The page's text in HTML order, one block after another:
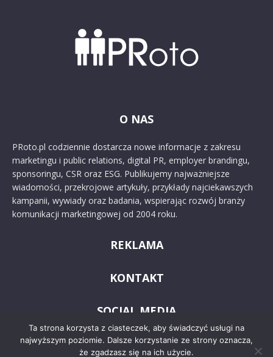
O NAS
PRoto.pl codziennie dostarcza nowe informacje z zakresu
marketingu i public relations, digital PR, employer brandingu,
sponsoringu, CSR oraz ESG. Publikujemy najważniejsze
wiadomości, przekrojowe artykuły, przykłady najciekawszych
kampanii, wywiady oraz badania, wspierając rozwój branży
komunikacji marketingowej od 2004 roku.
REKLAMA
KONTAKT
SOCIAL MEDIA
Ta strona korzysta z ciasteczek, aby świadczyć usługi na
najwyższym poziomie. Dalsze korzystanie ze strony oznacza,
że zgadzasz się na ich użycie.